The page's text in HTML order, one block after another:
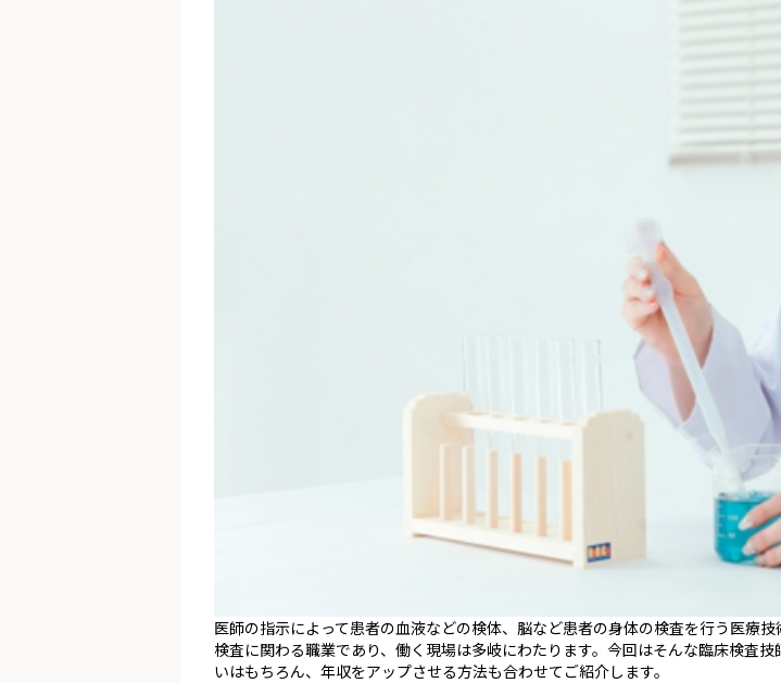
医師の指示によって患者の血液などの検体、脳など患者の身体の検査を行う医療
検査に関わる職業であり、働く現場は多岐にわたります。今回はそんな臨床検査
いはもちろん、年収をアップさせる方法も合わせてご紹介します。